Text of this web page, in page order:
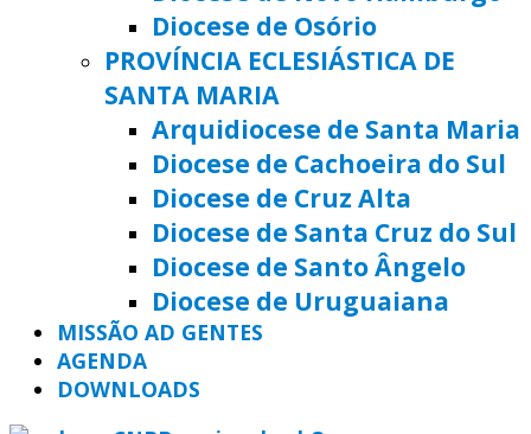
Diocese de Osório
PROVÍNCIA ECLESIÁSTICA DE
SANTA MARIA
Arquidiocese de Santa Maria
Diocese de Cachoeira do Sul
Diocese de Cruz Alta
Diocese de Santa Cruz do Sul
Diocese de Santo Ângelo
Diocese de Uruguaiana
MISSÃO AD GENTES
AGENDA
DOWNLOADS